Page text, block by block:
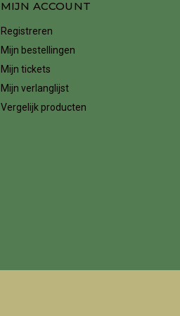
MIJN ACCOUNT
Registreren
Mijn bestellingen
Mijn tickets
Mijn verlanglijst
Vergelijk producten